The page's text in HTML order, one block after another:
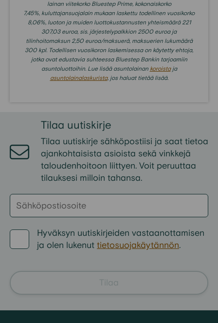
lainan viitekorko Bluestep Prime, kokonaiskorko
7,45%, kuluttajansuojalain mukaan laskettu todellinen vuosikorko
8,06%, luoton ja muiden luottokustannusten yhteismäärä 221
307,03euroa, sis. järjestelypalkkion 2500 euroa ja
tilinhoitomaksun 2,50 euroa/maksuerä, maksuerien lukumäärä
300 kpl. Todellisen vuosikoron laskemisessa on käytetty ehtoja,
jotka ovat edustavia suhteessa Bluestep Bankin tarjoamiin
asuntoluottoihin.Lue lisää asuntolainan koroistaja
asuntolainalaskurista, jos haluat tietää lisää.
Tilaa uutiskirje
Tilaa uutiskirje sähköpostiisi ja saat tietoa
ajankohtaisista asioista sekä vinkkejä
taloudenhoitoon liittyen. Voit peruuttaa
tilauksesi milloin tahansa.
Hyväksyn uutiskirjeiden vastaanottamisen
ja olen lukenut tietosuojakäytännön.
Tilaa